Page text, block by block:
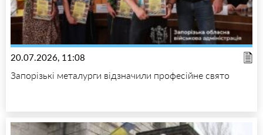
20.07.2026, 11:08
Запорізькі металурги відзначили професійне свято